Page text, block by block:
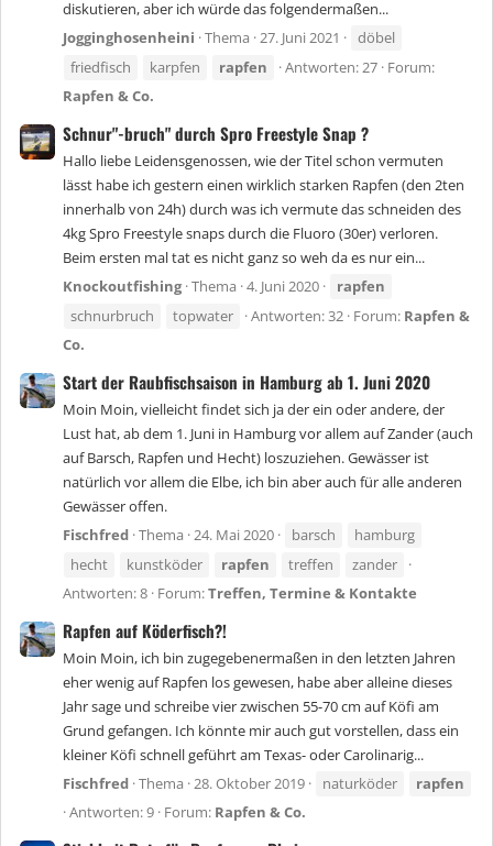
diskutieren, aber ich würde das folgendermaßen...
Jogginghosenheini Thema 27. Juni 2021
döbel
friedfisch
karpfen rapfen Antworten: 27 Forum:
Rapfen & Co.
Schnur"-bruch" durch Spro Freestyle Snap ?
Hallo liebe Leidensgenossen, wie der Titel schon vermuten
lässt habe ich gestern einen wirklich starken Rapfen (den 2ten
innerhalb von 24h) durch was ich vermute das schneiden des
4kg Spro Freestyle snaps durch die Fluoro (30er) verloren.
Beim ersten mal tat es nicht ganz so weh da es nur ein...
Knockoutfishing Thema 4. Juni 2020
rapfen
schnurbruch
topwater Antworten: 32 Forum: Rapfen &
Co.
Start der Raubfischsaison in Hamburg ab 1. Juni 2020
Moin Moin, vielleicht findet sich ja der ein oder andere, der
Lust hat, ab dem 1. Juni in Hamburg vor allem auf Zander (auch
auf Barsch, Rapfen und Hecht) loszuziehen. Gewässer ist
natürlich vor allem die Elbe, ich bin aber auch für alle anderen
Gewässer offen.
Fischfred Thema 24. Mai 2020 barsch
hamburg
hecht
kunstköder rapfen treffen
zander
Antworten: 8 Forum:Treffen, Termine & Kontakte
Rapfen auf Köderfisch?!
Moin Moin, ich bin zugegebenermaßen in den letzten Jahren
eher wenig auf Rapfen los gewesen, habe aber alleine dieses
Jahr sage und schreibe vier zwischen 55-70 cm auf Köfi am
Grund gefangen. Ich könnte mir auch gut vorstellen, dass ein
kleiner Köfi schnell geführt am Texas- oder Carolinarig...
Fischfred Thema 28. Oktober 2019 naturköder
rapfen
Antworten: 9 Forum: Rapfen & Co.